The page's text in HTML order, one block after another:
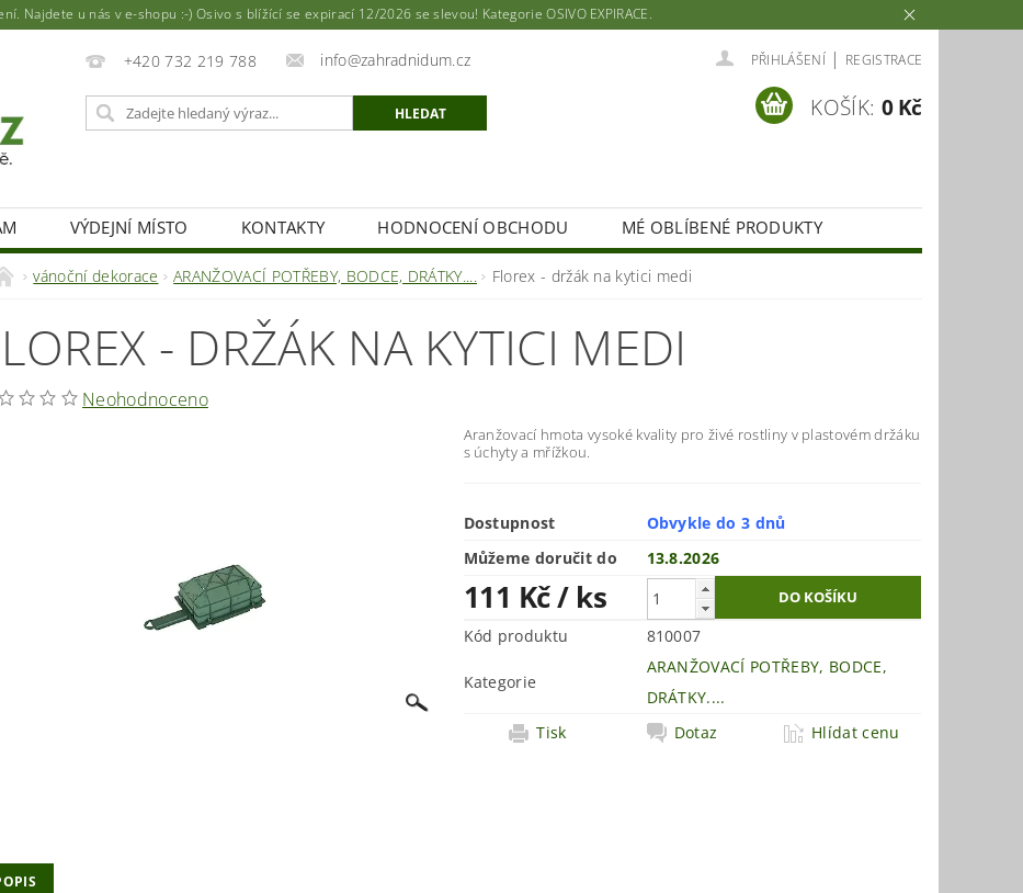
Najdete u nás v e-shopu :-) Osivo s blížící se expirací 12/2026 se slevou! Kategorie OSIVO EXPIRACE.
+420 732 219 788 info@zahradnidum.cz PŘIHLÁŠENÍ | REGISTRACE
KOŠÍK: 0 Kč
VÝDEJNÍ MÍSTO KONTAKTY HODNOCENÍ OBCHODU MÉ OBLÍBENÉ PRODUKTY
vánoční dekorace ARANŽOVACÍ POTŘEBY, BODCE, DRÁTKY.... Florex - držák na kytici medi
- DRŽÁK NA KYTICI MEDI
Neohodnoceno
Aranžovací hmota vysoké kvality pro živé rostliny v plastovém držáku
s úchyty a mřížkou.
Dostupnost
Obvykle do 3 dnů
Můžeme doručit do
13.8.2026
111 Kč/ ks
Kód produktu 810007
Kategorie
ARANŽOVACÍ POTŘEBY, BODCE,
DRÁTKY....
Tisk
Dotaz Hlídat cenu